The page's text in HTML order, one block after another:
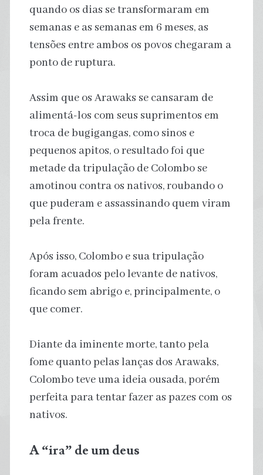
quando os dias se transformaram em
semanas e as semanas em 6 meses, as
tensões entre ambos os povos chegaram a
ponto de ruptura.
Assim que os Arawaks se cansaram de
alimentá-los com seus suprimentos em
troca de bugigangas, como sinos e
pequenos apitos, o resultado foi que
metade da tripulação de Colombo se
amotinou contra os nativos, roubando o
que puderam e assassinando quem viram
pela frente.
Após isso, Colombo e sua tripulação
foram acuados pelo levante de nativos,
ficando sem abrigo e, principalmente, o
que comer.
Diante da iminente morte, tanto pela
fome quanto pelas lanças dos Arawaks,
Colombo teve uma ideia ousada, porém
perfeita para tentar fazer as pazes com os
nativos.
A “ira” de um deus